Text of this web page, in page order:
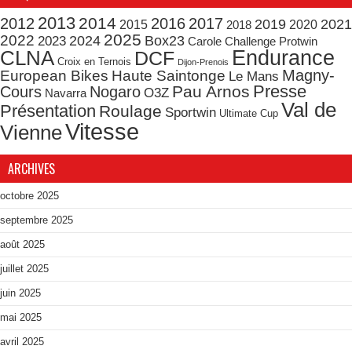
2012 2013 2014 2015 2016 2017 2018 2019 2020 2021
2022 2023 2024 2025 Box23 Carole Challenge Protwin
CLNA Croix en Ternois DCF Dijon-Prenois Endurance
European Bikes Haute Saintonge Le Mans Magny-
Cours Navarra Nogaro O3Z Pau Arnos Presse
Présentation Roulage Sportwin Ultimate Cup Val de
VienneVitesse
ARCHIVES
octobre 2025
septembre 2025
août 2025
juillet 2025
juin 2025
mai 2025
avril 2025